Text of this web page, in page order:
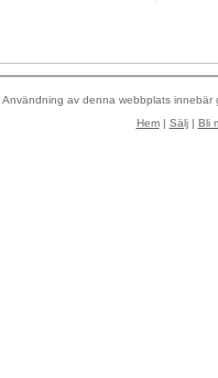
Användning av denna webbplats
Hem| Sälj| Bli